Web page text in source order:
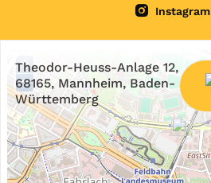
Instagram
+
−
Theodor-Heuss-Anlage 12,
68165, Mannheim, Baden-
Württemberg